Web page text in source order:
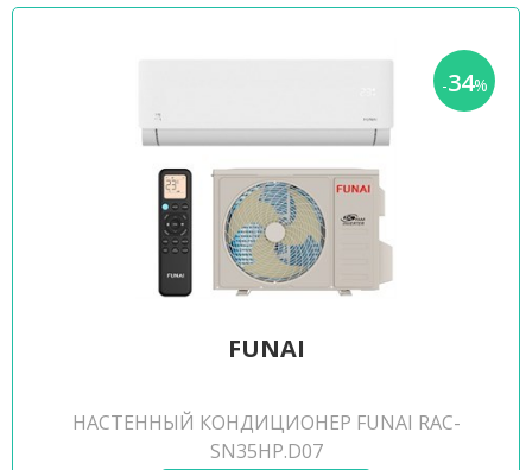
-34%
FUNAI
НАСТЕННЫЙ КОНДИЦИОНЕР FUNAI RAC-
SN35HP.D07